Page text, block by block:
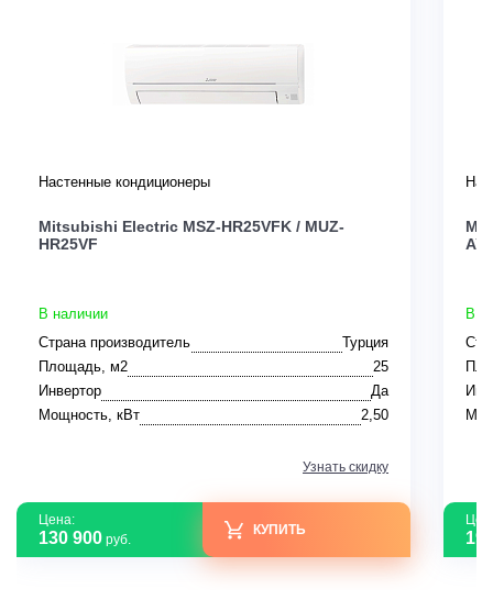
Настенные кондиционеры
Mitsubishi Electric MSZ-HR25VFK / MUZ-
HR25VF
В наличии
Страна производитель
Турция
Площадь, м2
25
Инвертор
Да
Мощность, кВт
2,50
Узнать скидку
Цена:
130 900 руб.
КУПИТЬ
В